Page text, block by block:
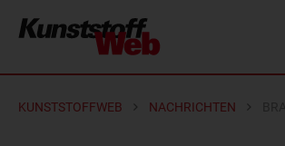
KUNSTSTOFFWEB NACHRICHTEN